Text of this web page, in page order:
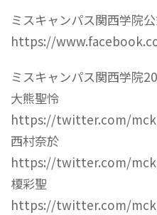
ミスキャンパス関西学院
https://
ミスキャンパス関西学院
大熊聖怜
https://twitter.com/
西村奈於
https://twitter.com/
榎彩聖
https://twitter.com/